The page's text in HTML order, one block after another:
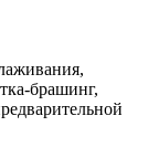
брашинг,